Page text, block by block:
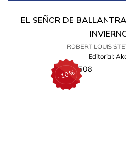
EL SEÑOR DE
ROBERT LOUIS
Editorial:
-10%